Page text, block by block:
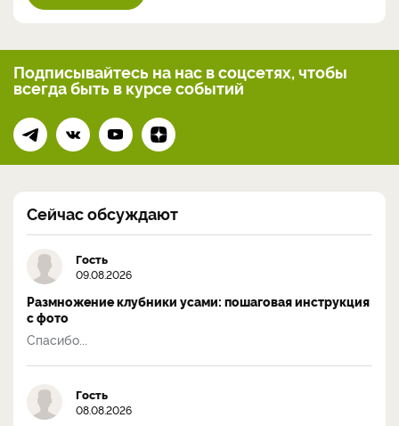
Подписывайтесь на нас в соцсетях, чтобы
всегдабыть в курсе событий
Сейчас обсуждают
Гость
09.08.2026
Размножение клубники усами: пошаговая инструкция
с фото
Спасибо...
Гость
08.08.2026